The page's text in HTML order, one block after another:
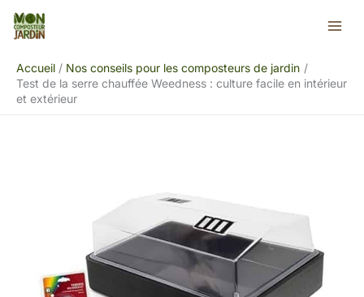
Aller
Accueil
Nos conseils pour les composteurs de jardin
Test de la serre chauffée Weedness : culture facile en intérieur
et extérieur
Rechercher